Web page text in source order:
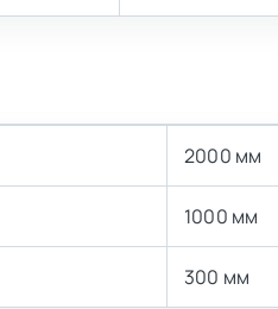
2000 мм
1000 мм
300 мм